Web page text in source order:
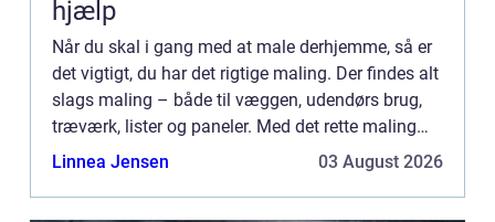
hjælp
Når du skal i gang med at male derhjemme, så er
det vigtigt, du har det rigtige maling. Der findes alt
slags maling – både til væggen, udendørs brug,
træværk, lister og paneler. Med det rette maling
er...
Linnea Jensen 03 August 2026